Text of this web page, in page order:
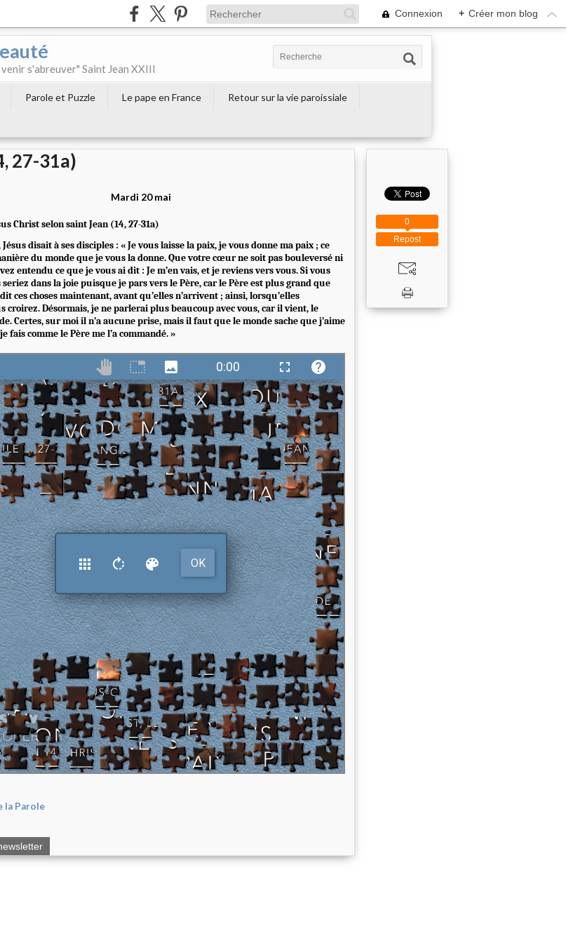
Connexion + Créer mon blog
s'abreuver" Saint Jean XXIII
Parole et Puzzle Le pape en France
Retour sur la vie paroissiale
27-31a)
Mardi 20 mai
Christ selon saint Jean (14, 27-31a)
disait à ses disciples : « Je vous laisse la paix, je vous donne ma paix ; ce
du monde que je vous la donne. Que votre cœur ne soit pas bouleversé ni
entendu ce que je vous ai dit : Je m’en vais, et je reviens vers vous. Si vous
seriez dans la joie puisque je pars vers le Père, car le Père est plus grand que
ces choses maintenant, avant qu’elles n’arrivent ; ainsi, lorsqu’elles
croirez. Désormais, je ne parlerai plus beaucoup avec vous, car il vient, le
Certes, sur moi il n’a aucune prise, mais il faut que le monde sache que j’aime
fais comme le Père me l’a commandé. »
la Parole
Repost
0